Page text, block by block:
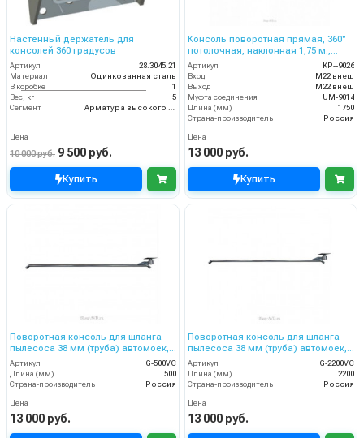
Настенный держатель для
консолей 360 градусов
Артикул
28.3045.21
Материал
Оцинкованная сталь
В коробке
1
Вес, кг
5
Сегмент
Цена
10 000 руб. 9 500 руб.
Купить
Консоль поворотная прямая, 360°
потолочная, наклонная 1,75 м.,
муфта UM-9014
Артикул
KP--9026
Вход
М22 внеш
Выход
М22 внеш
Муфта соединения
UM-9014
Длина (мм)
1750
Страна-производитель
Россия
Цена
13 000 руб.
Купить
Поворотная консоль для шланга
пылесоса 38 мм (труба) автомоек,
0.5 м, нерж. сталь
Артикул
G-500VC
Длина (мм)
500
Страна-производитель
Россия
Цена
13 000 руб.
Поворотная консоль для шланга
пылесоса 38 мм (труба) автомоек,
2.2 м, нерж. сталь
Артикул
G-2200VC
Длина (мм)
2200
Страна-производитель
Россия
Цена
13 000 руб.